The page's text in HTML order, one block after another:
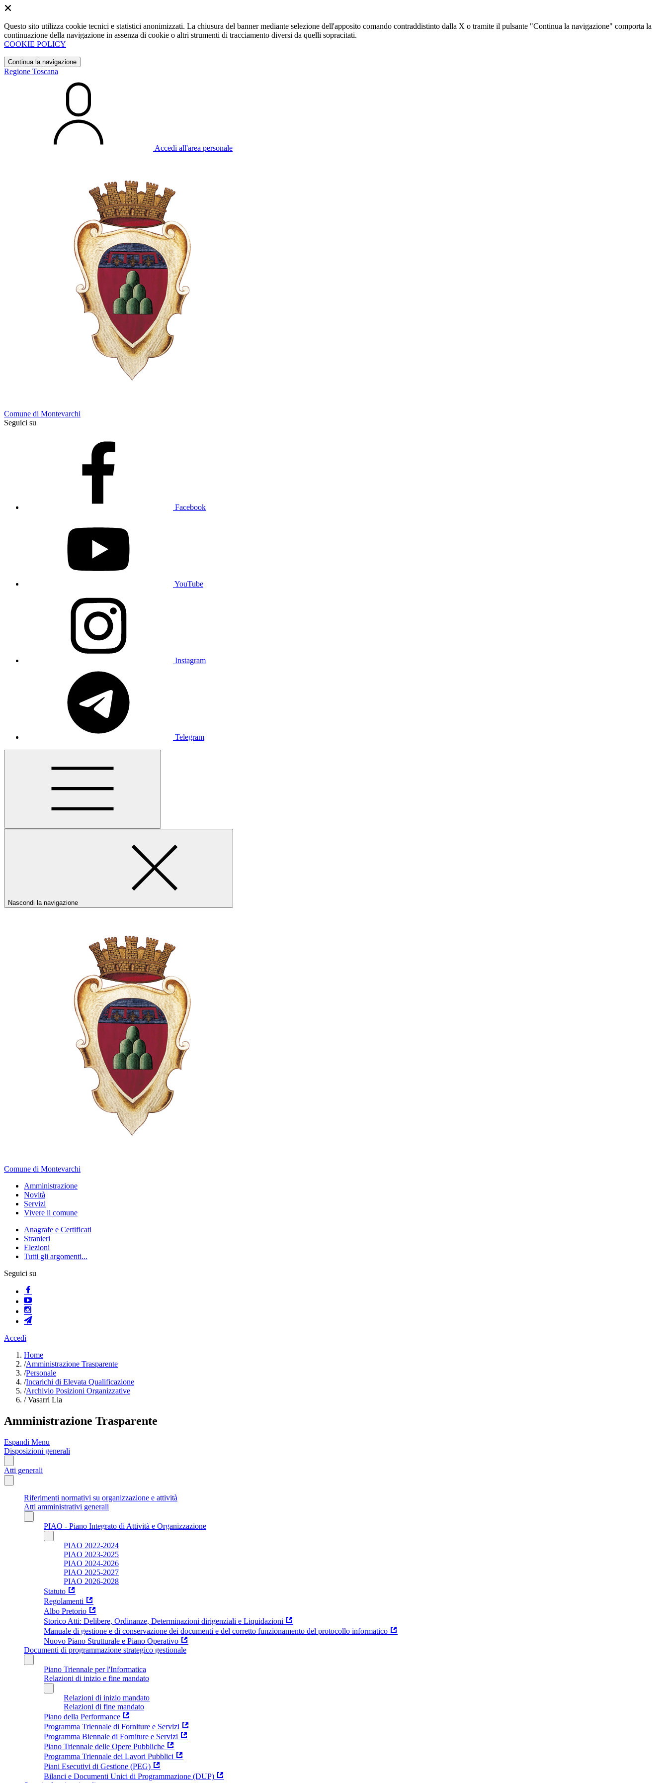
Questo sito utilizza cookie tecnici e statistici anonimizzati. La chiusura del banner mediante selezione dell'apposito comando contraddistinto dalla X o tramite il pulsante "Continua la navigazione" comporta la
continuazione della navigazione in assenza di cookie o altri strumenti di tracciamento diversi da quelli sopracitati.
COOKIE POLICY
Continua la navigazione
Regione Toscana
Accedi all'area personale
Comune di Montevarchi
Seguici su
Facebook
YouTube
Instagram
Telegram
Nascondi la navigazione
Comune di Montevarchi
Amministrazione
Novità
Servizi
Vivere il comune
Anagrafe e Certificati
Stranieri
Elezioni
Tutti gli argomenti...
Seguici su
Accedi
Home
/Amministrazione Trasparente
/Personale
/Incarichi di Elevata Qualificazione
/Archivio Posizioni Organizzative
/Vasarri Lia
Amministrazione Trasparente
Espandi Menu
Disposizioni generali
Atti generali
Riferimenti normativi su organizzazione e attività
Atti amministrativi generali
PIAO - Piano Integrato di Attività e Organizzazione
PIAO 2022-2024
PIAO 2023-2025
PIAO 2024-2026
PIAO 2025-2027
PIAO 2026-2028
Statuto
Regolamenti
Albo Pretorio
Storico Atti: Delibere, Ordinanze, Determinazioni dirigenziali e Liquidazioni
Manuale di gestione e di conservazione dei documenti e del corretto funzionamento del protocollo informatico
Nuovo Piano Strutturale e Piano Operativo
Documenti di programmazione strategico gestionale
Piano Triennale per l'Informatica
Relazioni di inizio e fine mandato
Relazioni di inizio mandato
Relazioni di fine mandato
Piano della Performance
Programma Triennale di Forniture e Servizi
Programma Biennale di Forniture e Servizi
Piano Triennale delle Opere Pubbliche
Programma Triennale dei Lavori Pubblici
Piani Esecutivi di Gestione (PEG)
Bilanci e Documenti Unici di Programmazione (DUP)